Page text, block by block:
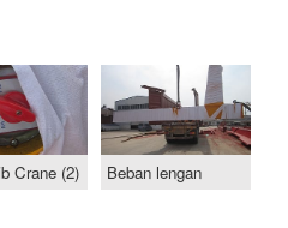
Crane (2) Beban lengan